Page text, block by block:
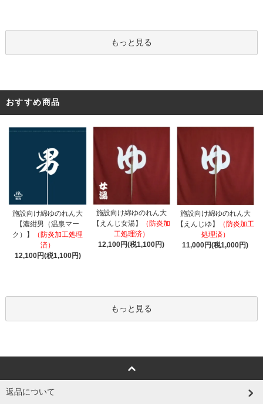
もっと見る
おすすめ商品
施設向け綿ゆのれん大
【濃紺男（温泉マー
ク）】
（防炎加工処理
済）
12,100円(税1,100円)
施設向け綿ゆのれん大
【えんじ女湯】
（防炎加
工処理済）
12,100円(税1,100円)
施設向け綿ゆのれん大
【えんじゆ】
（防炎加工
処理済）
11,000円(税1,000円)
もっと見る
返品について